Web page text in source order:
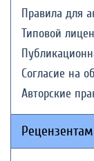
Правила для
Типовой
Согласие на
Авторские
Рецензентам